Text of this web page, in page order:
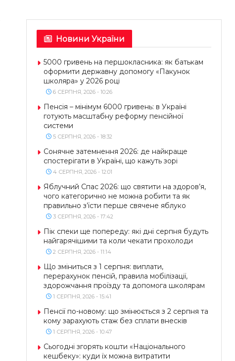
Новини України
5000 гривень на першокласника: як батькам
оформити державну допомогу «Пакунок
школяра» у 2026 році
6 СЕРПНЯ, 2026 - 10:26
Пенсія – мінімум 6000 гривень: в Україні
готують масштабну реформу пенсійної
системи
5 СЕРПНЯ, 2026 - 18:32
Сонячне затемнення 2026: де найкраще
спостерігати в Україні, що кажуть зорі
4 СЕРПНЯ, 2026 - 12:01
Яблучний Спас 2026: що святити на здоров’я,
чого категорично не можна робити та як
правильно з’їсти перше свячене яблуко
3 СЕРПНЯ, 2026 - 17:42
Пік спеки ще попереду: які дні серпня будуть
найгарячішими та коли чекати прохолоди
2 СЕРПНЯ, 2026 - 11:14
Що зміниться з 1 серпня: виплати,
перерахунок пенсій, правила мобілізації,
здорожчання проїзду та допомога школярам
1 СЕРПНЯ, 2026 - 15:41
Пенсії по-новому: що змінюється з 2 серпня та
кому зарахують стаж без сплати внесків
1 СЕРПНЯ, 2026 - 10:47
Сьогодні згорять кошти «Національного
кешбеку»: куди їх можна витратити